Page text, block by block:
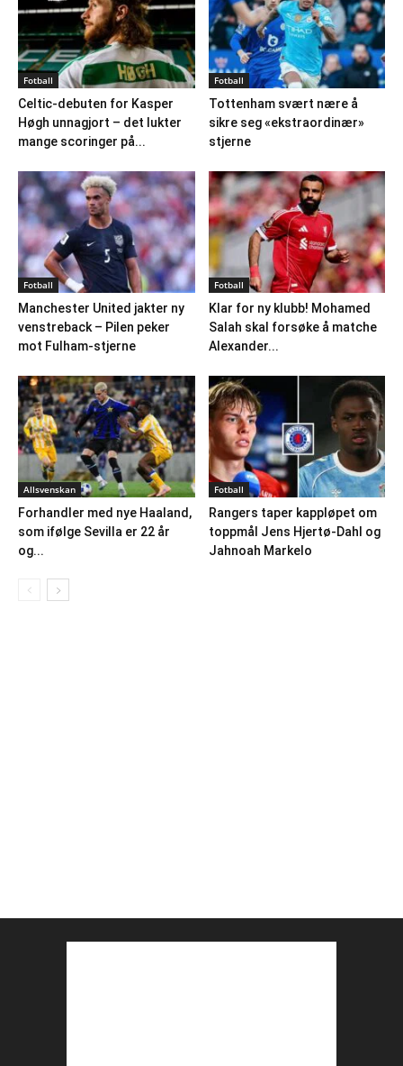
Fotball
Celtic-debuten for Kasper
Høgh unnagjort – det lukter
mange scoringer på...
Fotball
Tottenham svært nære å
sikre seg «ekstraordinær»
stjerne
Fotball
Manchester United jakter ny
venstreback – Pilen peker
mot Fulham-stjerne
Fotball
Klar for ny klubb! Mohamed
Salah skal forsøke å matche
Alexander...
Allsvenskan
Forhandler med nye Haaland,
som ifølge Sevilla er 22 år
og...
Fotball
Rangers taper kappløpet om
toppmål Jens Hjertø-Dahl og
Jahnoah Markelo